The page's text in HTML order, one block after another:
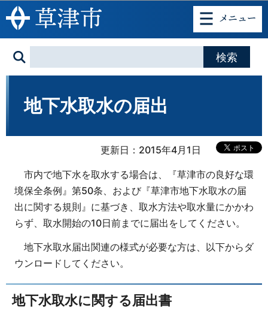
このページの本文へ移動
地下水取水の届出
更新日：2015年4月1日
市内で地下水を取水する場合は、『草津市の良好な環
境保全条例』第50条、および『草津市地下水取水の届
出に関する規則』に基づき、取水方法や取水量にかかわ
らず、取水開始の10日前までに届出をしてください。
地下水取水届出関連の様式が必要な方は、以下からダ
ウンロードしてください。
地下水取水に関する届出書